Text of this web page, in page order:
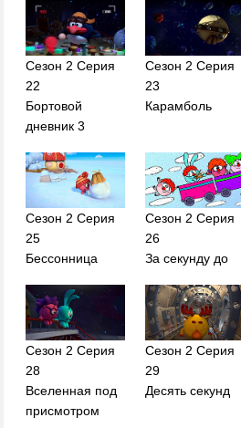
Сезон 2 Серия
22
Бортовой
дневник 3
Сезон 2 Серия
23
Карамболь
Сезон 2 Серия
25
Бессонница
Сезон 2 Серия
26
За секунду до
Сезон 2 Серия
28
Вселенная под
присмотром
Сезон 2 Серия
29
Десять секунд